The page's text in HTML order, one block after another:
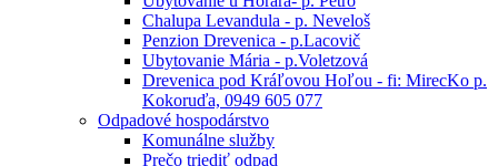
Chalupa Levandula - p. Neveloš
Penzion Drevenica - p.Lacovič
Ubytovanie Mária - p.Voletzová
Drevenica pod Kráľovou Hoľou - fi: MirecKo p.
Kokoruďa, 0949 605 077
Odpadové hospodárstvo
Komunálne služby
Prečo triediť odpad